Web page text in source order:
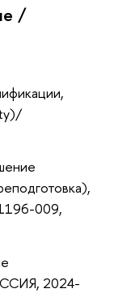
/
009,
2024-